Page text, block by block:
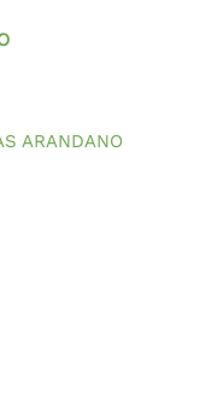
ARANDANO